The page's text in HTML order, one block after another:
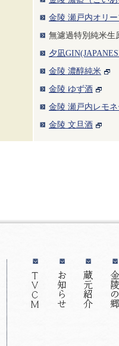
金陵 瀬戸内オリ
無濾過特別純米生
夕凪
金陵 濃醇純米
金陵 ゆず酒
金陵 瀬戸内レモ
金陵 文旦酒